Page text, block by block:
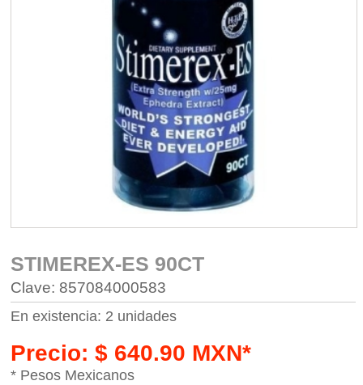
STIMEREX-ES 90CT
Clave: 857084000583
En existencia: 2 unidades
Precio: $ 640.90 MXN*
* Pesos Mexicanos